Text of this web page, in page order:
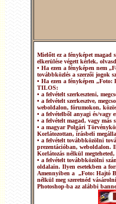
Mielőtt ez a fényképet magad
elkerülése végett kérlek,
• Ha ezen a fényképen nem
továbbközlés a szerzői jogok
• Ha ezen a fényképen
TILOS:
• a felvételt szerkeszteni,
• a felvételt szerkesztve,
weboldalon, fórumokon,
• a felvételből anyagi és/vagy
• a felvételt magad, vagy más
• a magyar Polgári
Korlátozottan, írásbeli
• a felvételt továbbközölni
prezentációban, weboldalon.
Korlátozás nélkül
• a felvételt továbbközölni
oldalain. Ilyen esetekben a
Amennyiben a „Foto: Hajtó
nélkül meg szeretnéd
Photoshop-ba az alábbi